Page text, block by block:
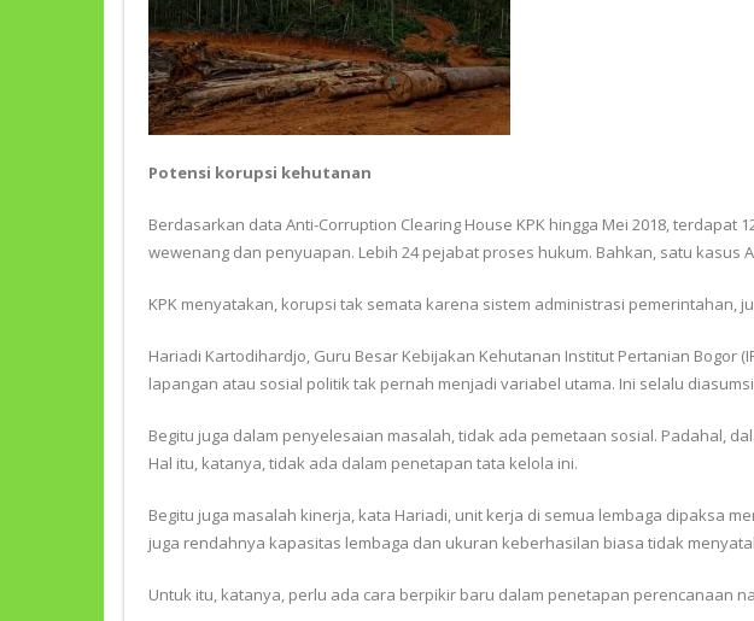
Potensi korupsi kehutanan
Berdasarkan data Anti-Corruption Clearing House KPK hingga Mei 2018,
wewenang dan penyuapan. Lebih 24 pejabat proses hukum. Bahkan, satu kasus
KPK menyatakan, korupsi tak semata karena sistem administrasi
Hariadi Kartodihardjo, Guru Besar Kebijakan Kehutanan Institut Pertanian Bogor
lapangan atau sosial politik tak pernah menjadi variabel utama. Ini selalu
Begitu juga dalam penyelesaian masalah, tidak ada pemetaan sosial. Padahal,
Hal itu, katanya, tidak ada dalam penetapan tata kelola ini.
Begitu juga masalah kinerja, kata Hariadi, unit kerja di semua lembaga dipaksa
juga rendahnya kapasitas lembaga dan ukuran keberhasilan biasa tidak
Untuk itu, katanya, perlu ada cara berpikir baru dalam penetapan perencanaan